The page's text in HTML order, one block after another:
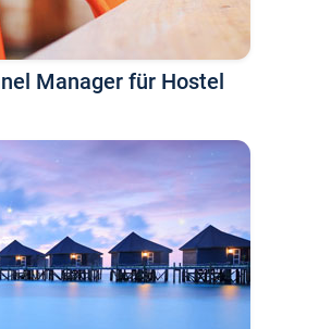
Manager für Hostel